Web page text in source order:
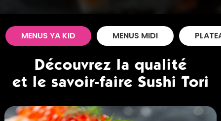
MENUS YA KID MENUS MIDI
Découvrez la qualité
et le savoir-faire Sushi Tori